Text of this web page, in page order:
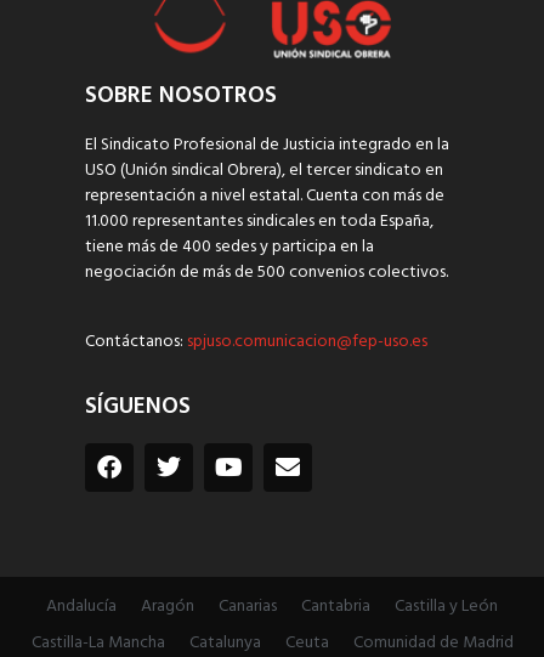
SOBRE NOSOTROS
El Sindicato Profesional de Justicia integrado en la
USO (Unión sindical Obrera), el tercer sindicato en
representación a nivel estatal. Cuenta con más de
11.000 representantes sindicales en toda España,
tiene más de 400 sedes y participa en la
negociación de más de 500 convenios colectivos.
Contáctanos: spjuso.comunicacion@fep-uso.es
SÍGUENOS
Andalucía Aragón Canarias Cantabria
Castilla y León
Castilla-La Mancha
Catalunya Ceuta Comunidad de Madrid